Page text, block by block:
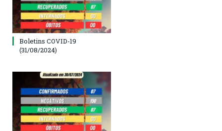
Boletins COVID-19
(31/08/2024)